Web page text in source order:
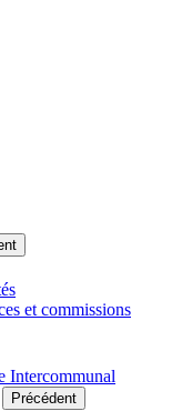
et commissions
Intercommunal
Précédent